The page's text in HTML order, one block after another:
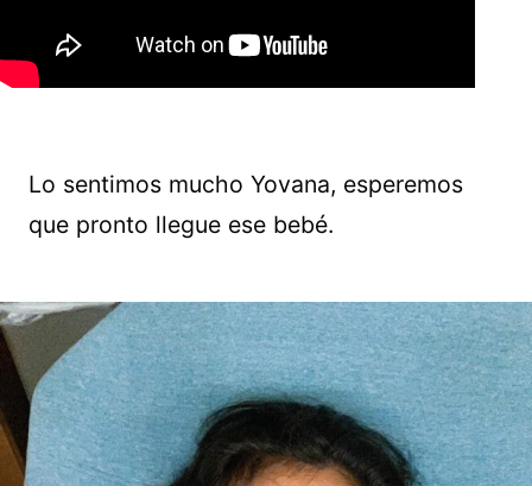
Lo sentimos mucho Yovana, esperemos
que pronto llegue ese bebé.